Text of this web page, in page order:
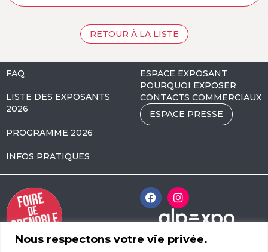
Nous respectons votre vie privée.
RETOUR À LA LISTE
FAQ
LISTE DES EXPOSANTS
2026
PROGRAMME 2026
INFOS PRATIQUES
ESPACE EXPOSANT
POURQUOI EXPOSER
CONTACTS COMMERCIAUX
ESPACE PRESSE